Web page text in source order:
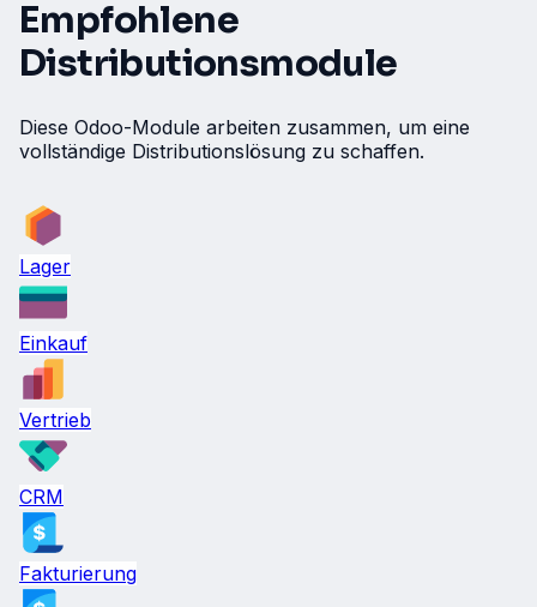
Empfohlene
Distributionsmodule
Diese Odoo-Module arbeiten zusammen, um eine
vollständige Distributionslösung zu schaffen.
Lager
Einkauf
Vertrieb
CRM
Fakturierung